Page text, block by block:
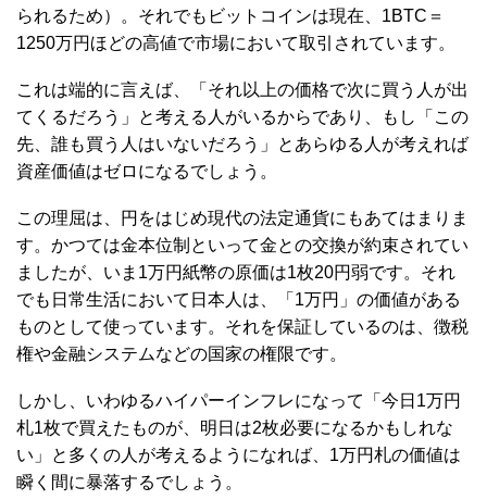
られるため）。それでもビットコインは現在、1BTC＝
1250万円ほどの高値で市場において取引されています。
これは端的に言えば、「それ以上の価格で次に買う人が出
てくるだろう」と考える人がいるからであり、もし「この
先、誰も買う人はいないだろう」とあらゆる人が考えれば
資産価値はゼロになるでしょう。
この理屈は、円をはじめ現代の法定通貨にもあてはまりま
す。かつては金本位制といって金との交換が約束されてい
ましたが、いま1万円紙幣の原価は1枚20円弱です。それ
でも日常生活において日本人は、「1万円」の価値がある
ものとして使っています。それを保証しているのは、徴税
権や金融システムなどの国家の権限です。
しかし、いわゆるハイパーインフレになって「今日1万円
札1枚で買えたものが、明日は2枚必要になるかもしれな
い」と多くの人が考えるようになれば、1万円札の価値は
瞬く間に暴落するでしょう。